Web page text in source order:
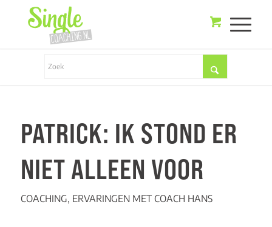
PATRICK: IK STOND ER
NIET ALLEEN VOOR
COACHING, ERVARINGEN MET COACH HANS